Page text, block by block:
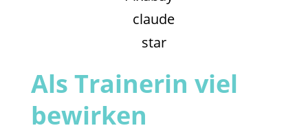
claude
star
Als Trainerin viel
bewirken